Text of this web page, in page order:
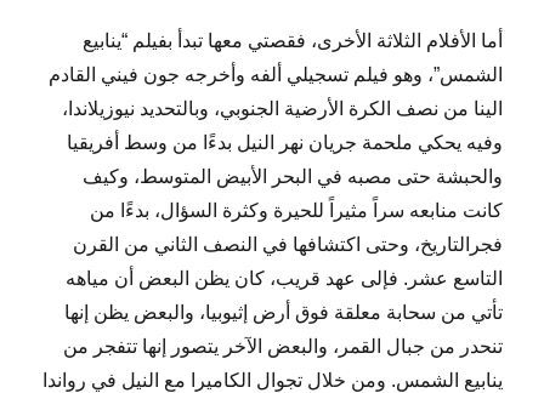
أما الأفلام الثلاثة الأخرى، فقصتي معها تبدأ بفيلم “ينابيع
الشمس”، وهو فيلم تسجيلي ألفه وأخرجه جون فيني القادم
الينا من نصف الكرة الأرضية الجنوبي، وبالتحديد نيوزيلاندا،
وفيه يحكي ملحمة جريان نهر النيل بدءًا من وسط أفريقيا
والحبشة حتى مصبه في البحر الأبيض المتوسط، وكيف
كانت منابعه سراً مثيراً للحيرة وكثرة السؤال، بدءًا من
فجرالتاريخ، وحتى اكتشافها في النصف الثاني من القرن
التاسع عشر. فإلى عهد قريب، كان يظن البعض أن مياهه
تأتي من سحابة معلقة فوق أرض إثيوبيا، والبعض يظن إنها
تنحدر من جبال القمر، والبعض الآخر يتصور إنها تتفجر من
ينابيع الشمس. ومن خلال تجوال الكاميرا مع النيل في رواندا